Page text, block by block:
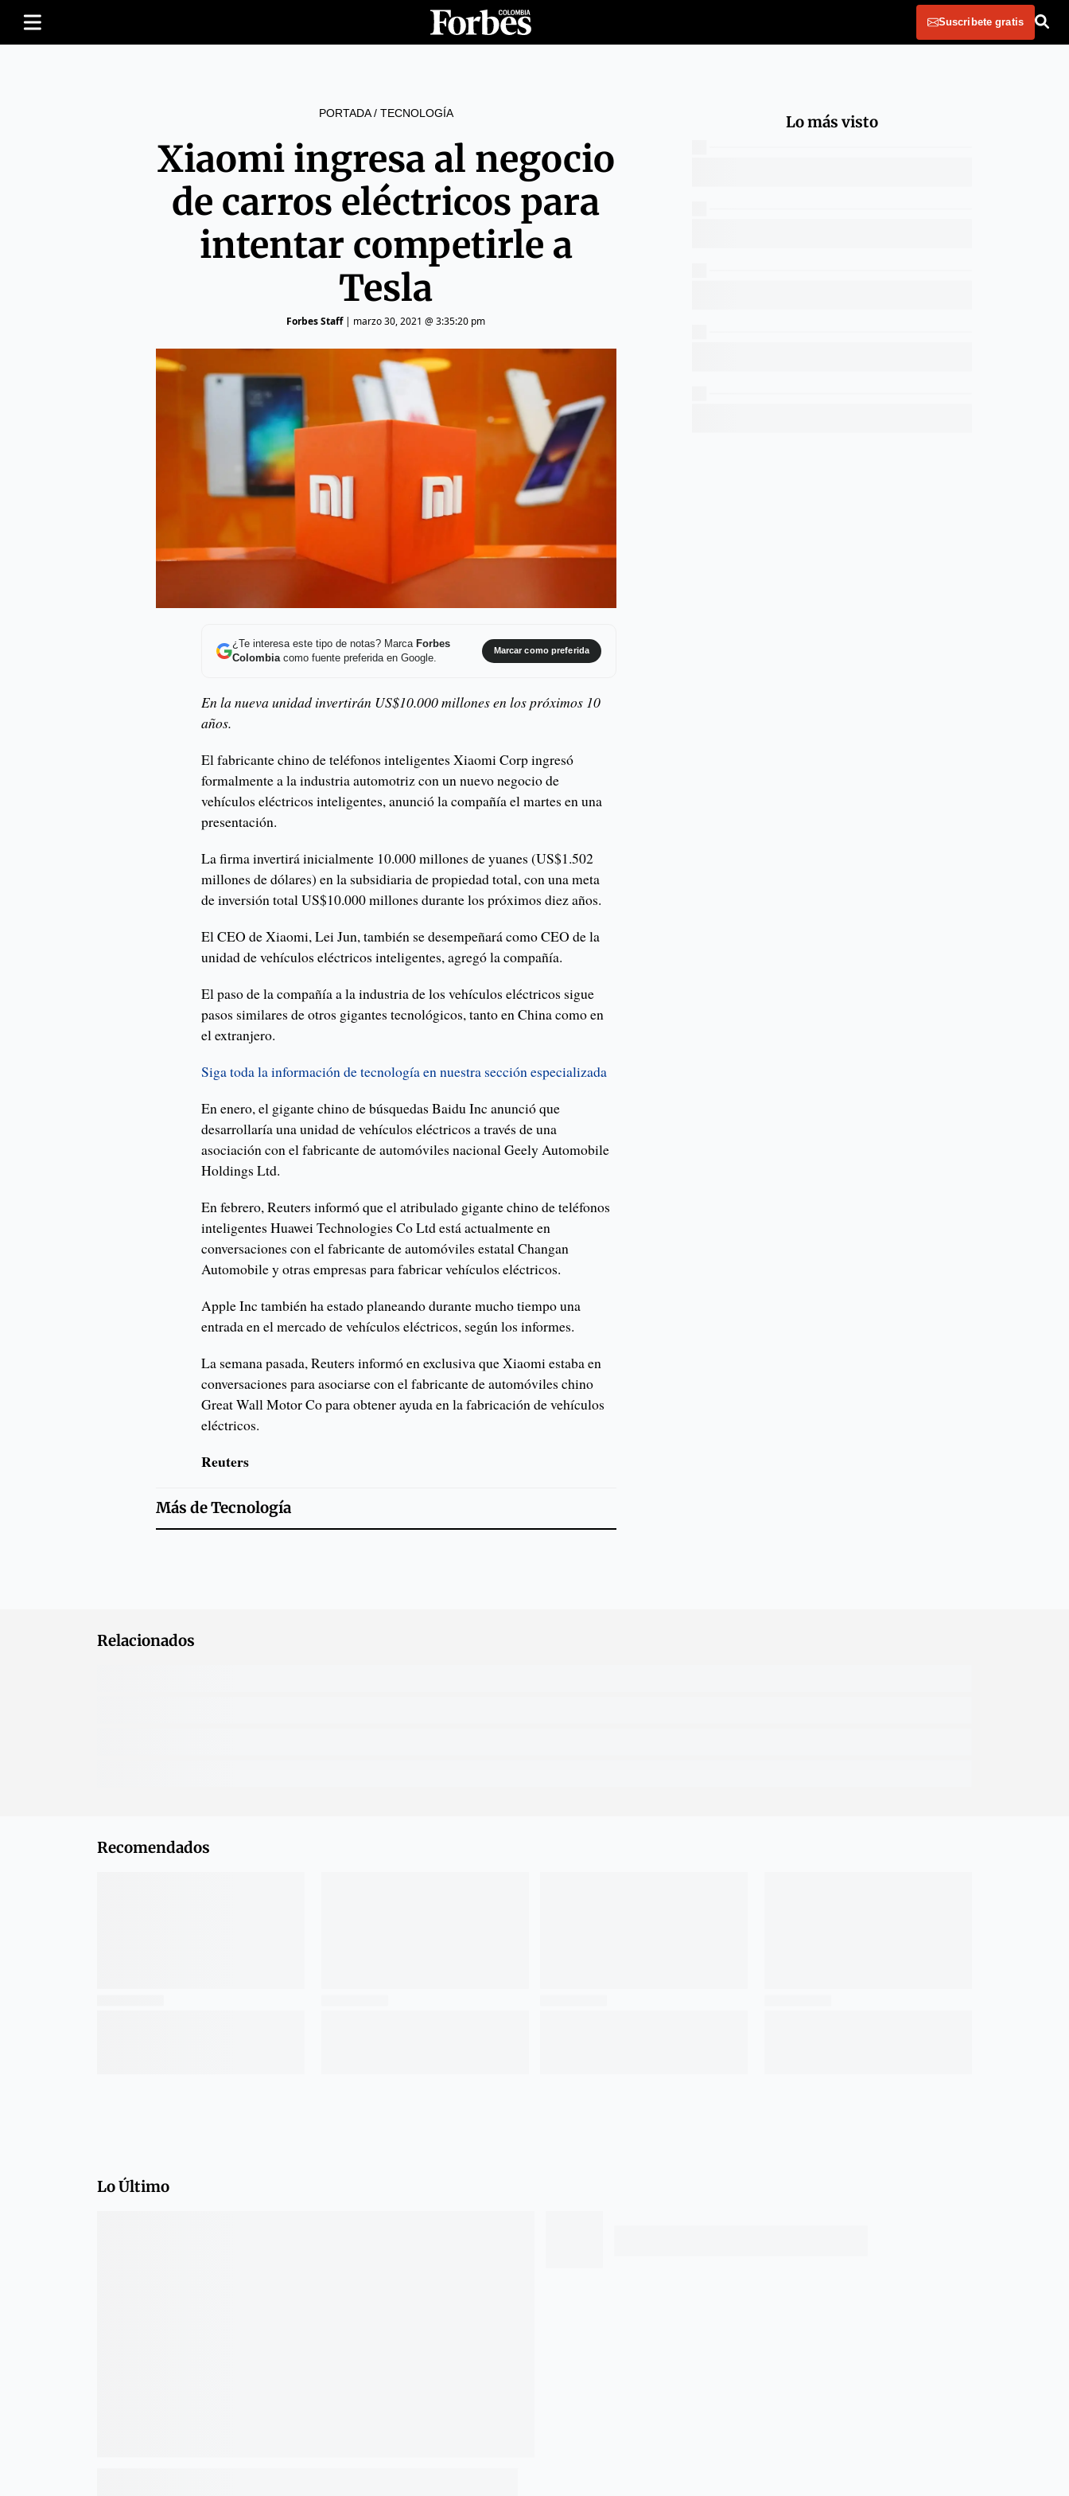
Suscribete gratis
PORTADA/ TECNOLOGÍA
Xiaomi ingresa al negocio
de carros eléctricos para
intentar competirle a
Tesla
Forbes Staff| marzo 30, 2021 @ 3:35:20 pm
¿Te interesa este tipo de notas? Marca Forbes
Colombiacomo fuente preferida en Google.
Marcar como preferida
En la nueva unidad invertirán US$10.000 millones en los próximos 10
años.
El fabricante chino de teléfonos inteligentes Xiaomi Corp ingresó
formalmente a la industria automotriz con un nuevo negocio de
vehículos eléctricos inteligentes, anunció la compañía el martes en una
presentación.
La firma invertirá inicialmente 10.000 millones de yuanes (US$1.502
millones de dólares) en la subsidiaria de propiedad total, con una meta
de inversión total US$10.000 millones durante los próximos diez años.
El CEO de Xiaomi, Lei Jun, también se desempeñará como CEO de la
unidad de vehículos eléctricos inteligentes, agregó la compañía.
El paso de la compañía a la industria de los vehículos eléctricos sigue
pasos similares de otros gigantes tecnológicos, tanto en China como en
el extranjero.
Siga toda la información de tecnología en nuestra sección especializada
En enero, el gigante chino de búsquedas Baidu Inc anunció que
desarrollaría una unidad de vehículos eléctricos a través de una
asociación con el fabricante de automóviles nacional Geely Automobile
Holdings Ltd.
En febrero, Reuters informó que el atribulado gigante chino de teléfonos
inteligentes Huawei Technologies Co Ltd está actualmente en
conversaciones con el fabricante de automóviles estatal Changan
Automobile y otras empresas para fabricar vehículos eléctricos.
Apple Inc también ha estado planeando durante mucho tiempo una
entrada en el mercado de vehículos eléctricos, según los informes.
La semana pasada, Reuters informó en exclusiva que Xiaomi estaba en
conversaciones para asociarse con el fabricante de automóviles chino
Great Wall Motor Co para obtener ayuda en la fabricación de vehículos
eléctricos.
Reuters
Más deTecnología
Lo más visto
Relacionados
Recomendados
Lo Último